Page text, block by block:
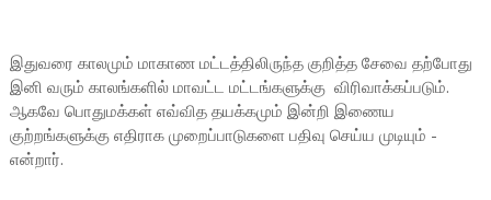
இதுவரை காலமும் மாகாண மட்டத்திலிருந்த குறித்த சேவை தற்போது
இனி வரும் காலங்களில் மாவட்ட மட்டங்களுக்கு விரிவாக்கப்படும்.
ஆகவே பொதுமக்கள் எவ்வித தயக்கமும் இன்றி இணைய
குற்றங்களுக்கு எதிராக முறைப்பாடுகளை பதிவு செய்ய முடியும் -
என்றார்.